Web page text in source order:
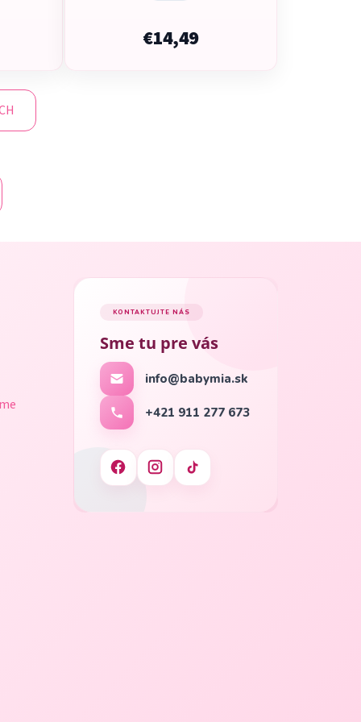
€14,49
KONTAKTUJTE NÁS
Sme tu pre vás
info@babymia.sk
+421 911 277 673